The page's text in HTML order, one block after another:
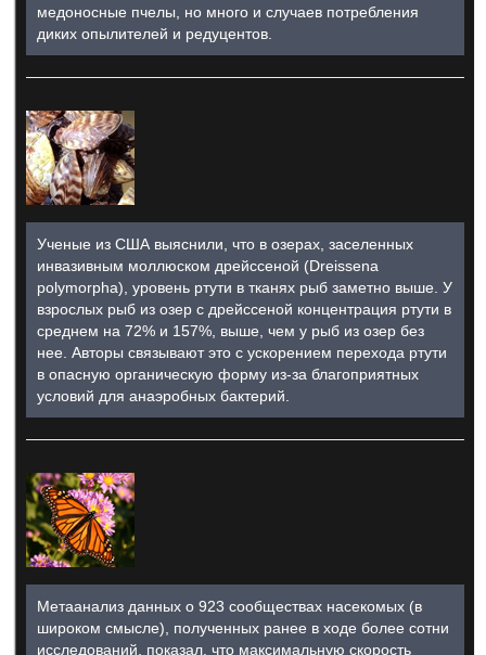
медоносные пчелы, но много и случаев потребления
диких опылителей и редуцентов.
Ученые из США выяснили, что в озерах, заселенных
инвазивным моллюском дрейссеной (Dreissena
polymorpha), уровень ртути в тканях рыб заметно выше. У
взрослых рыб из озер с дрейссеной концентрация ртути в
среднем на 72% и 157%, выше, чем у рыб из озер без
нее. Авторы связывают это с ускорением перехода ртути
в опасную органическую форму из-за благоприятных
условий для анаэробных бактерий.
Метаанализ данных о 923 сообществах насекомых (в
широком смысле), полученных ранее в ходе более сотни
исследований, показал, что максимальную скорость